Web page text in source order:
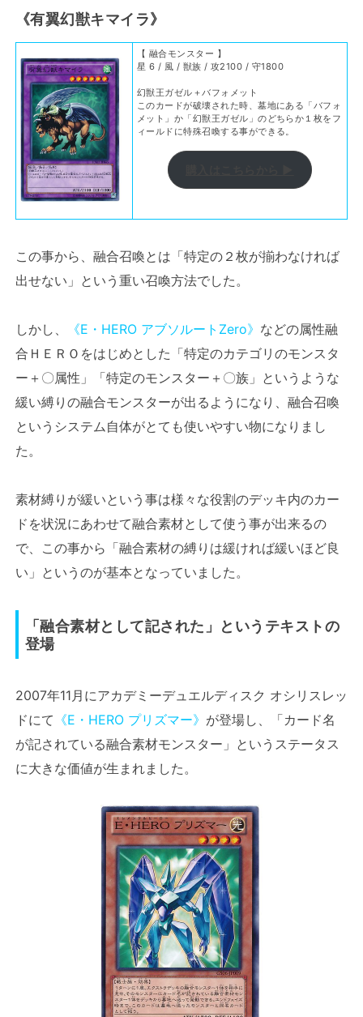
《有翼幻獣キマイラ》
【 融合モンスター 】
星 6 / 風 / 獣族 / 攻2100 / 守1800
幻獣王ガゼル＋バフォメット
このカードが破壊された時、墓地にある「バフォ
メット」か「幻獣王ガゼル」のどちらか１枚をフ
ィールドに特殊召喚する事ができる。
この事から、融合召喚とは「特定の２枚が揃わなければ
出せない」という重い召喚方法でした。
しかし、 《E・HERO アブソルートZero》 などの属性融
合ＨＥＲＯをはじめとした「特定のカテゴリのモンスタ
ー＋〇属性」「特定のモンスター＋〇族」というような
緩い縛りの融合モンスターが出るようになり、融合召喚
というシステム自体がとても使いやすい物になりまし
た。
素材縛りが緩いという事は様々な役割のデッキ内のカー
ドを状況にあわせて融合素材として使う事が出来るの
で、この事から「融合素材の縛りは緩ければ緩いほど良
い」というのが基本となっていました。
「融合素材として記された」というテキストの
登場
2007年11月にアカデミーデュエルディスク オシリスレッ
ドにて 《E・HERO プリズマー》 が登場し、「カード名
が記されている融合素材モンスター」というステータス
に大きな価値が生まれました。